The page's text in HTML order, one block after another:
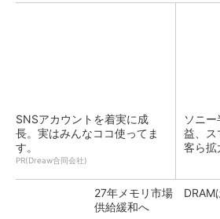
SNSアカウントを着実に成
長。実はみんなココ使ってま
す。
PR(Dreaw合同会社)
ソニ
益、ス
客ら拡
27年メモリ市場 DRAM
供給緩和へ